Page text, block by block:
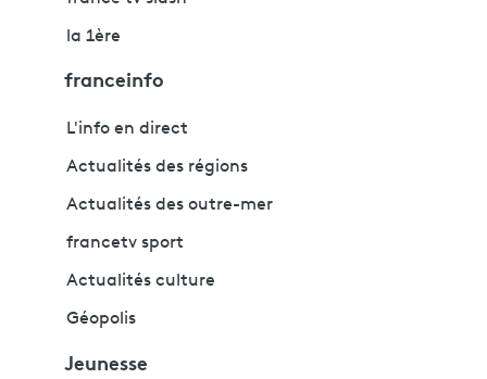
la 1ère
franceinfo
L'info en direct
Actualités des régions
Actualités des outre-mer
francetv sport
Actualités culture
Géopolis
Jeunesse